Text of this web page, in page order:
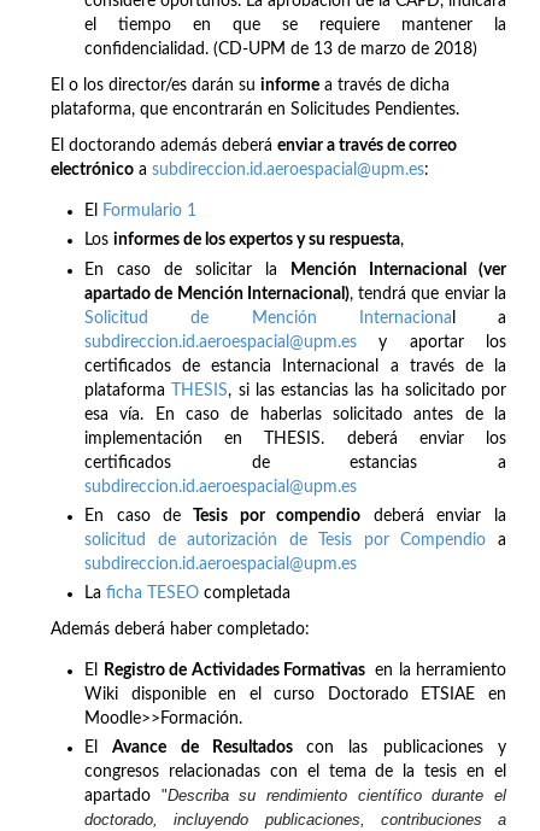
el tiempo en que se requiere mantener la
confidencialidad. (CD-UPM de 13 de marzo de 2018)
El o los director/es darán su informe a través de dicha
plataforma, que encontrarán en Solicitudes Pendientes.
El doctorando además deberá enviar a través de correo
electrónico a subdireccion.id.aeroespacial@upm.es:
El
Formulario 1
Los informes de los expertos y su respuesta,
En caso de solicitar la
Mención Internacional (ver
apartado de Mención Internacional), tendrá que enviar la
Solicitud de Mención Internaciona l a
subdireccion.id.aeroespacial@upm.es y aportar los
certificados de estancia Internacional a través de la
plataforma
THESIS, si las estancias las ha solicitado por
esa vía. En caso de haberlas solicitado antes de la
implementación en THESIS. deberá enviar los
certificados de estancias a
subdireccion.id.aeroespacial@upm.es
En caso de
Tesis por compendio deberá enviar la
solicitud de autorización de Tesis por Compendio a
subdireccion.id.aeroespacial@upm.es
La ficha TESEO completada
Además deberá haber completado:
El Registro de Actividades Formativas en la herramiento
Wiki disponible en el curso Doctorado ETSIAE en
Moodle>>Formación.
ElAvance de Resultadoscon las publicaciones y
congresos relacionadas con el tema de la tesis en el
apartado "Describa su rendimiento científico durante el
doctorado, incluyendo publicaciones, contribuciones a